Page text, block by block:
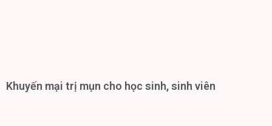
Khuyến mại trị mụn cho học sinh, sinh viên